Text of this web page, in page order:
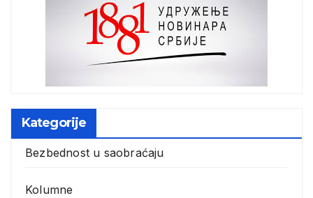
Kategorije
Bezbednost u saobraćaju
Kolumne